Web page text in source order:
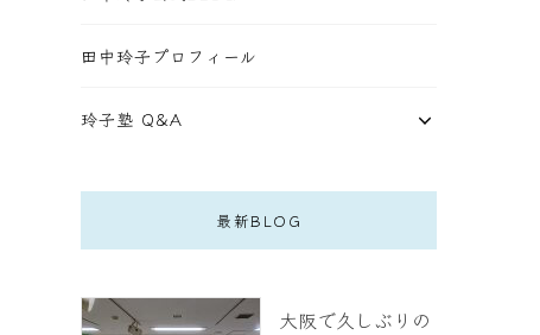
田中玲子プロフィール
玲子塾 Q&A
最新BLOG
大阪で久しぶりの